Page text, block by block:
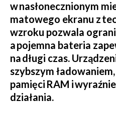
w nasłonecznionym
matowego ekranu z
wzroku pozwala
a pojemna bateria
na długi czas.
szybszym
pamięci RAM i
działania.